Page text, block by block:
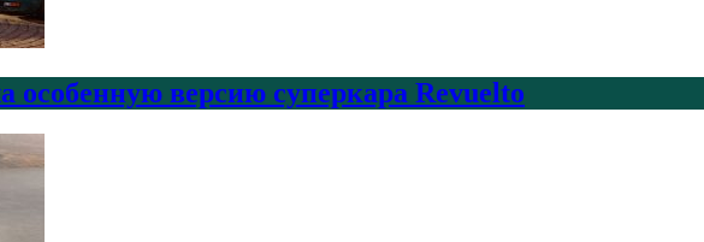
особенную версию суперкара Revuelto